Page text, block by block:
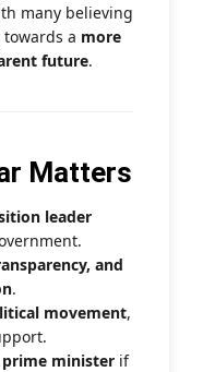
many believing
a more
future.
Matters
leader
and
.
movement,
prime minister if